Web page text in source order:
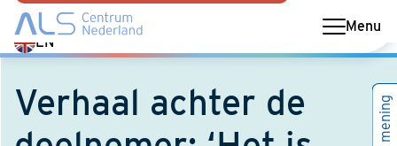
Menu
EN
Switch
language
English
Verhaal achter de